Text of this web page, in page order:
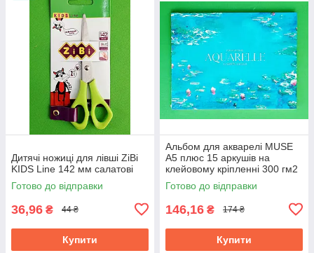
Дитячі ножиці для лівші ZiBi
KIDS Line 142 мм салатові
Готово до відправки
36,96 ₴ 44 ₴
Купити
Альбом для акварелі MUSE
A5 плюс 15 аркушів на
клейовому кріпленні 300 гм2
Готово до відправки
146,16 ₴ 174 ₴
Купити